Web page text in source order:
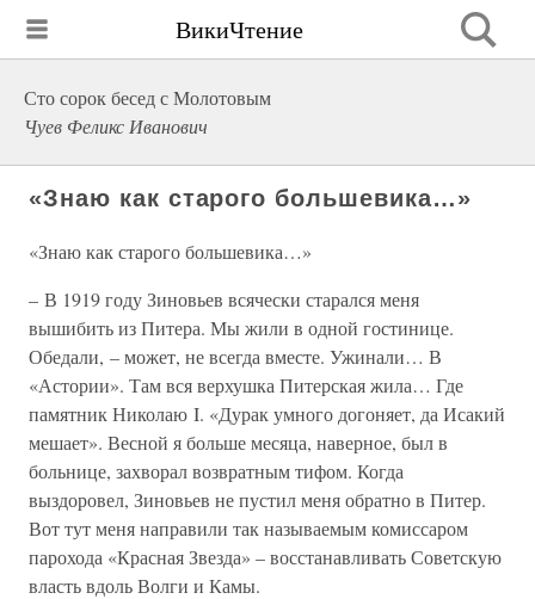
ВикиЧтение
Сто сорок бесед с Молотовым
Чуев Феликс Иванович
«Знаю как старого большевика…»
«Знаю как старого большевика…»
– В 1919 году Зиновьев всячески старался меня
вышибить из Питера. Мы жили в одной гостинице.
Обедали, – может, не всегда вместе. Ужинали… В
«Астории». Там вся верхушка Питерская жила… Где
памятник Николаю I. «Дурак умного догоняет, да Исакий
мешает». Весной я больше месяца, наверное, был в
больнице, захворал возвратным тифом. Когда
выздоровел, Зиновьев не пустил меня обратно в Питер.
Вот тут меня направили так называемым комиссаром
парохода «Красная Звезда» – восстанавливать Советскую
власть вдоль Волги и Камы.